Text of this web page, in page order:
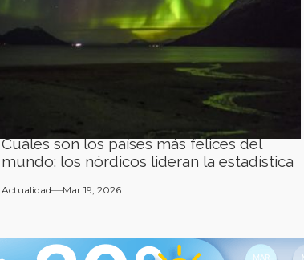
Cuáles son los países más felices del
mundo: los nórdicos lideran la estadística
Actualidad Mar 19, 2026